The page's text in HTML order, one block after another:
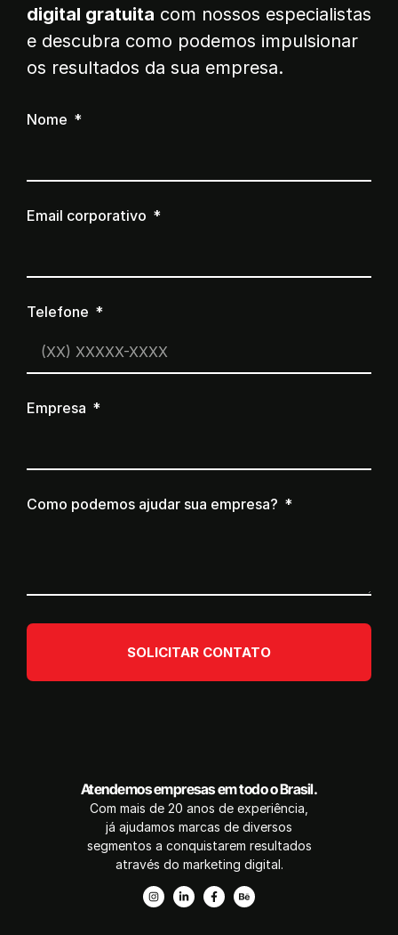
digital gratuita com nossos especialistas
e descubra como podemos impulsionar
os resultados da sua empresa.
Nome
Email corporativo
Telefone
Empresa
Como podemos ajudar sua empresa?
SOLICITAR CONTATO
Atendemos empresas em todo o Brasil.
Com mais de 20 anos de experiência,
já ajudamos marcas de diversos
segmentos a conquistarem resultados
através do marketing digital.